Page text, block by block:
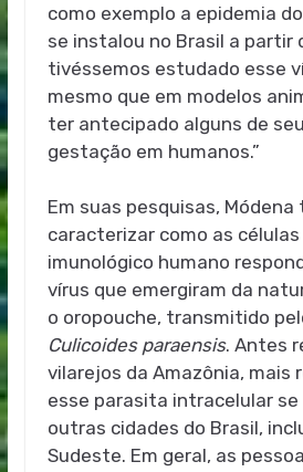
como exemplo a epidemia
se instalou no Brasil a partir
tivéssemos estudado esse
mesmo que em modelos
ter antecipado alguns de
gestação em humanos.”
Em suas pesquisas,
caracterizar como as
imunológico humano
vírus que emergiram da
o oropouche, transmitido
Culicoides paraensis. Antes
vilarejos da Amazônia, mais
esse parasita intracelular se
outras cidades do Brasil,
Sudeste. Em geral, as